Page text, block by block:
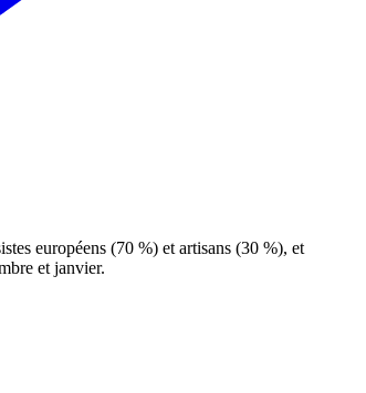
européens (70 %) et artisans (30 %), et
et janvier.